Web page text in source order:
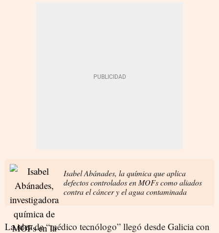
Isabel Abánades, la química que aplica
defectos controlados en MOFs como aliados
contra el cáncer y el agua contaminada
La idea de “médico tecnólogo” llegó desde Galicia con